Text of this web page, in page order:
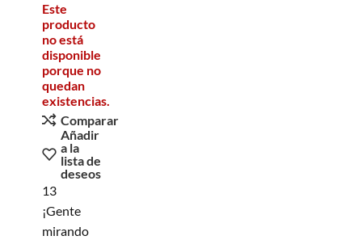
Este
producto
no está
disponible
porque no
quedan
existencias.
Comparar
Añadir
a la
lista de
deseos
13
¡Gente
mirando